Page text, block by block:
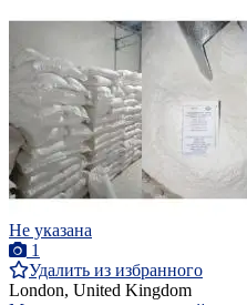
Не указана
1
Удалить из избранного
London, United Kingdom